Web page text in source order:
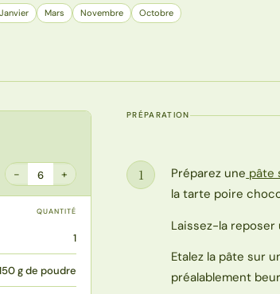
Janvier Mars Novembre Octobre
− 6 +
QUANTITÉ
1
g de poudre
PRÉPARATION
Étape
1 Préparez une pâte
la tarte poire
Laissez-la reposer
Etalez la pâte sur
préalablement